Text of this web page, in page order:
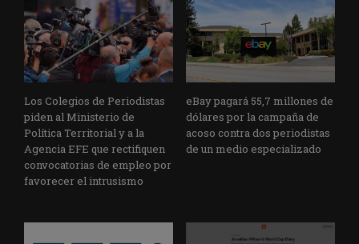
Los Colegios de Periodistas
piden al Ministerio de
Política Territorial y a la
Agencia EFE que rectifiquen
convocatorias de empleo por
favorecer el intrusismo
eBay pagará 55,7 millones de
dólares por la campaña de
acoso contra dos periodistas
de un medio especializado